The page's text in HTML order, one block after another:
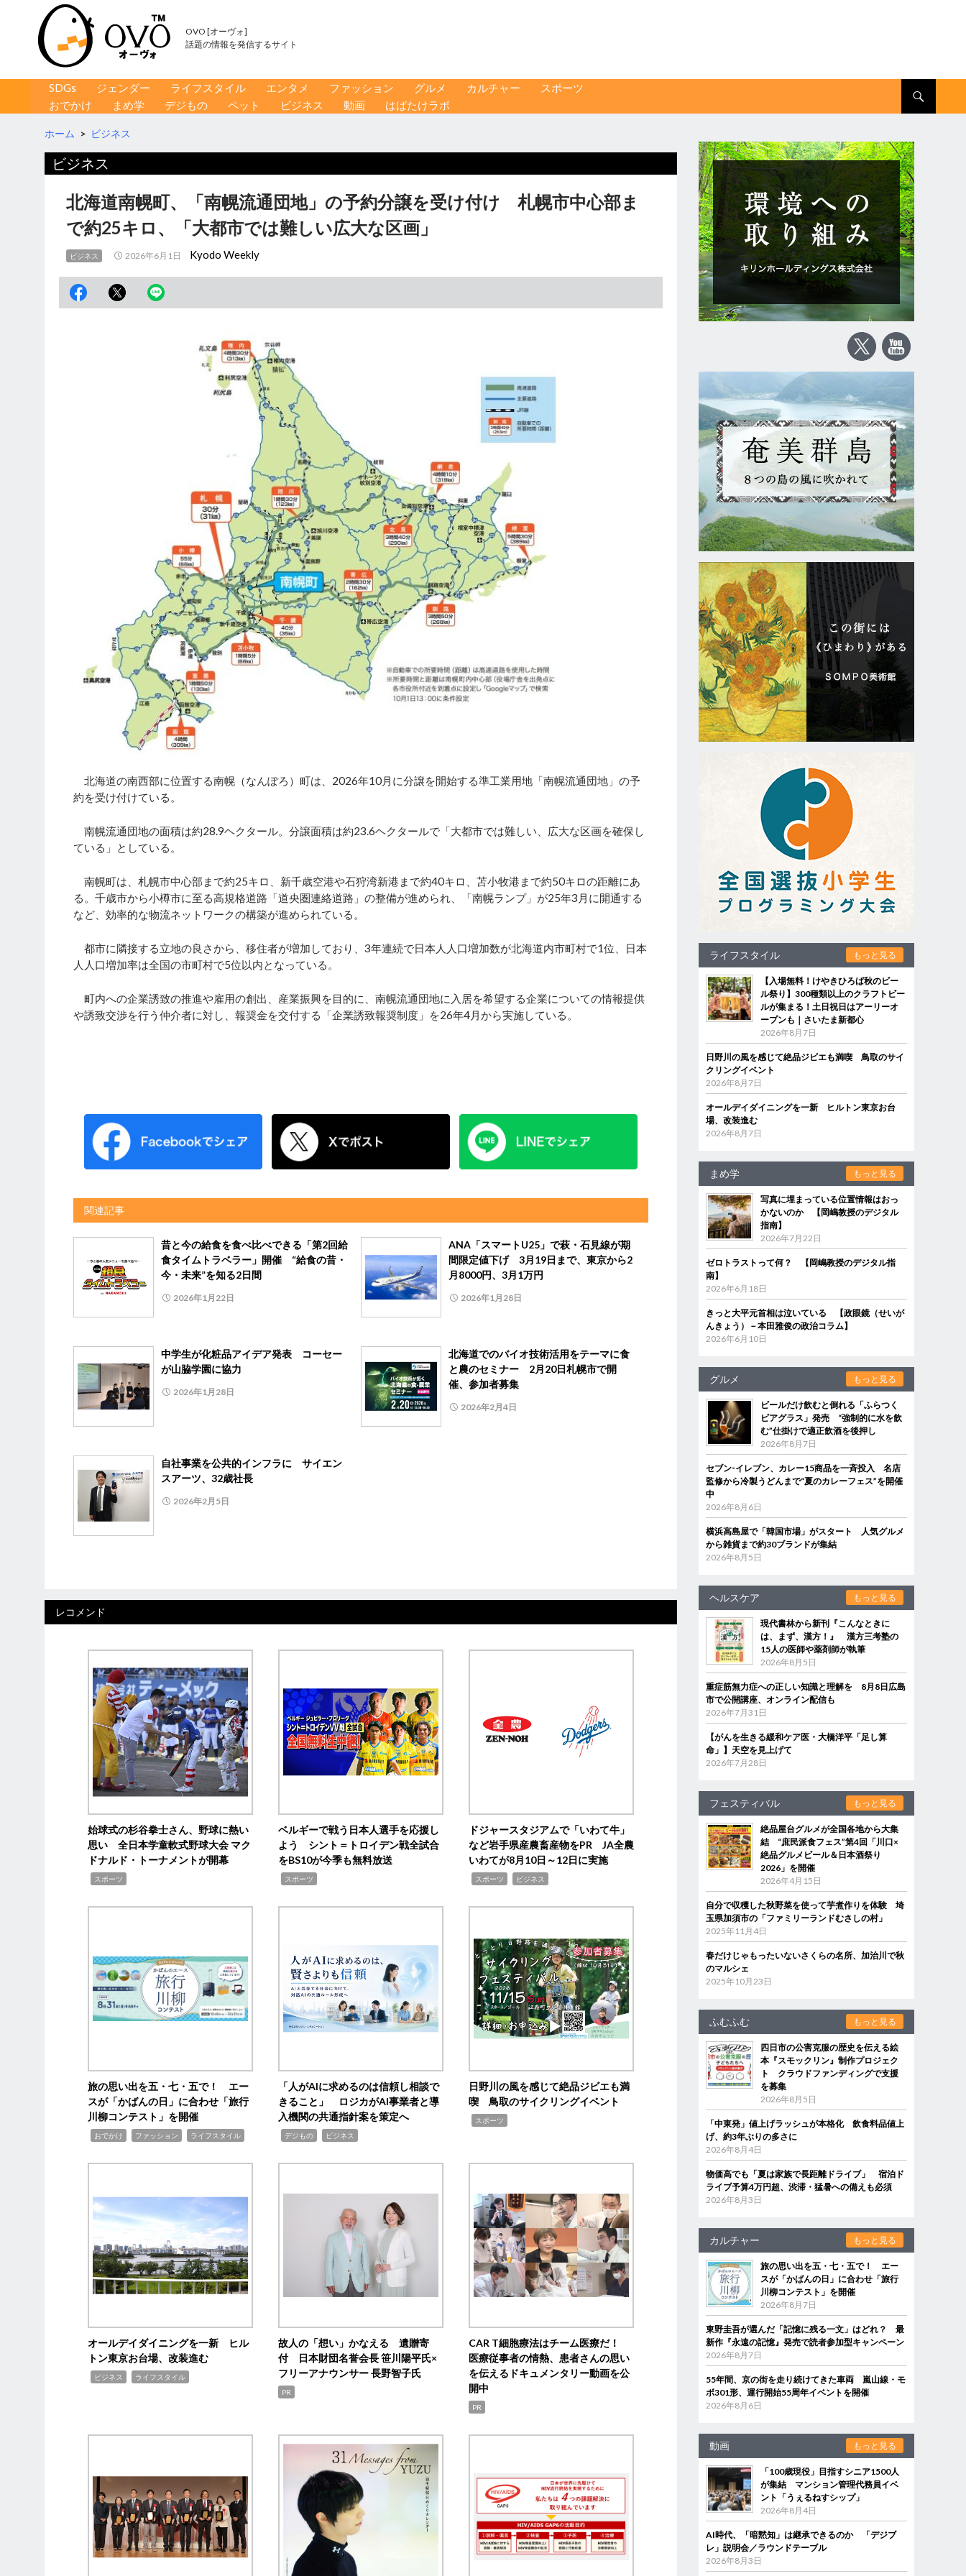
OVO [オーヴォ]
話題の情報を発信するサイト
コンテンツへ移動
SDGs ジェンダー ライフスタイル エンタメ ファッション グルメ カルチャー
スポーツ
おでかけ
まめ学 デジもの ペット ビジネス 動画 はばたけラボ
ホーム > ビジネス
ビジネス
北海道南幌町、「南幌流通団地」の予約分譲を受け付け 札幌市中心部ま
で約25キロ、「大都市では難しい広大な区画」
ビジネス 2026年6月1日 Kyodo Weekly
北海道の南西部に位置する南幌（なんぽろ）町は、2026年10月に分譲を開始する準工業用地「南幌流通団地」の予
約を受け付けている。
南幌流通団地の面積は約28.9ヘクタール。分譲面積は約23.6ヘクタールで「大都市では難しい、広大な区画を確保し
ている」としている。
南幌町は、札幌市中心部まで約25キロ、新千歳空港や石狩湾新港まで約40キロ、苫小牧港まで約50キロの距離にあ
る。千歳市から小樽市に至る高規格道路「道央圏連絡道路」の整備が進められ、「南幌ランプ」が25年3月に開通する
など、効率的な物流ネットワークの構築が進められている。
都市に隣接する立地の良さから、移住者が増加しており、3年連続で日本人人口増加数が北海道内市町村で1位、日本
人人口増加率は全国の市町村で5位以内となっている。
町内への企業誘致の推進や雇用の創出、産業振興を目的に、南幌流通団地に入居を希望する企業についての情報提供
や誘致交渉を行う仲介者に対し、報奨金を交付する「企業誘致報奨制度」を26年4月から実施している。
関連記事
昔と今の給食を食べ比べできる「第2回給
食タイムトラベラー」開催 “給食の昔・
今・未来”を知る2日間
2026年1月22日
ANA「スマートU25」で萩・石見線が期
間限定値下げ 3月19日まで、東京から2
月8000円、3月1万円
2026年1月28日
中学生が化粧品アイデア発表 コーセー
が山脇学園に協力
2026年1月28日
北海道でのバイオ技術活用をテーマに食
と農のセミナー 2月20日札幌市で開
催、参加者募集
2026年2月4日
自社事業を公共的インフラに サイエン
スアーツ、32歳社長
2026年2月5日
レコメンド
始球式の杉谷拳士さん、野球に熱い
思い 全日本学童軟式野球大会 マク
ドナルド・トーナメントが開幕
スポーツ
ベルギーで戦う日本人選手を応援し
よう シント＝トロイデン戦全試合
をBS10が今季も無料放送
スポーツ
ドジャースタジアムで「いわて牛」
など岩手県産農畜産物をPR JA全農
いわてが8月10日～12日に実施
スポーツ ビジネス
旅の思い出を五・七・五で！ エー
スが「かばんの日」に合わせ「旅行
川柳コンテスト」を開催
おでかけ ファッション ライフスタイル
「人がAIに求めるのは信頼し相談で
きること」 ロジカがAI事業者と導
入機関の共通指針案を策定へ
デジもの ビジネス
日野川の風を感じて絶品ジビエも満
喫 鳥取のサイクリングイベント
スポーツ
オールデイダイニングを一新 ヒル
トン東京お台場、改装進む
ビジネス ライフスタイル
故人の「想い」かなえる 遺贈寄
付 日本財団名誉会長 笹川陽平氏×
フリーアナウンサー 長野智子氏
PR
CAR T細胞療法はチーム医療だ！
医療従事者の情熱、患者さんの思い
を伝えるドキュメンタリー動画を公
開中
PR
ライフスタイル もっと見る
【入場無料！けやきひろば秋のビー
ル祭り】300種類以上のクラフトビー
ルが集まる！土日祝日はアーリーオ
ープンも｜さいたま新都心
2026年8月7日
日野川の風を感じて絶品ジビエも満喫 鳥取のサイ
クリングイベント
2026年8月7日
オールデイダイニングを一新 ヒルトン東京お台
場、改装進む
2026年8月7日
まめ学 もっと見る
写真に埋まっている位置情報はおっ
かないのか 【岡嶋教授のデジタル
指南】
2026年7月22日
ゼロトラストって何？ 【岡嶋教授のデジタル指
南】
2026年6月18日
きっと大平元首相は泣いている 【政眼鏡（せいが
んきょう）－本田雅俊の政治コラム】
2026年6月10日
グルメ もっと見る
ビールだけ飲むと倒れる「ふらつく
ビアグラス」発売 “強制的に水を飲
む”仕掛けで適正飲酒を後押し
2026年8月7日
セブン‐イレブン、カレー15商品を一斉投入 名店
監修から冷製うどんまで“夏のカレーフェス”を開催
中
2026年8月6日
横浜高島屋で「韓国市場」がスタート 人気グルメ
から雑貨まで約30ブランドが集結
2026年8月5日
ヘルスケア もっと見る
現代書林から新刊『こんなときに
は、まず、漢方！』 漢方三考塾の
15人の医師や薬剤師が執筆
2026年8月5日
重症筋無力症への正しい知識と理解を 8月8日広島
市で公開講座、オンライン配信も
2026年7月31日
【がんを生きる緩和ケア医・大橋洋平「足し算
命」】天空を見上げて
2026年7月28日
フェスティバル もっと見る
絶品屋台グルメが全国各地から大集
結 “庶民派食フェス”第4回「川口×
絶品グルメビール＆日本酒祭り
2026」を開催
2026年4月15日
自分で収穫した秋野菜を使って芋煮作りを体験 埼
玉県加須市の「ファミリーランドむさしの村」
2025年11月4日
春だけじゃもったいないさくらの名所、加治川で秋
のマルシェ
2025年10月23日
ふむふむ もっと見る
四日市の公害克服の歴史を伝える絵
本『スモックリン』制作プロジェク
ト クラウドファンディングで支援
を募集
2026年8月5日
「中東発」値上げラッシュが本格化 飲食料品値上
げ、約3年ぶりの多さに
2026年8月4日
物価高でも「夏は家族で長距離ドライブ」 宿泊ド
ライブ予算4万円超、渋滞・猛暑への備えも必須
2026年8月3日
カルチャー もっと見る
旅の思い出を五・七・五で！ エー
スが「かばんの日」に合わせ「旅行
川柳コンテスト」を開催
2026年8月7日
東野圭吾が選んだ「記憶に残る一文」はどれ？ 最
新作『永遠の記憶』発売で読者参加型キャンペーン
2026年8月7日
55年間、京の街を走り続けてきた車両 嵐山線・モ
ボ301形、運行開始55周年イベントを開催
2026年8月6日
動画 もっと見る
「100歳現役」目指すシニア1500人
が集結 マンション管理代務員イベ
ント「うぇるねすシップ」
2026年8月4日
AI時代、「暗黙知」は継承できるのか 「デジブ
レ」説明会／ラウンドテーブル
2026年8月3日